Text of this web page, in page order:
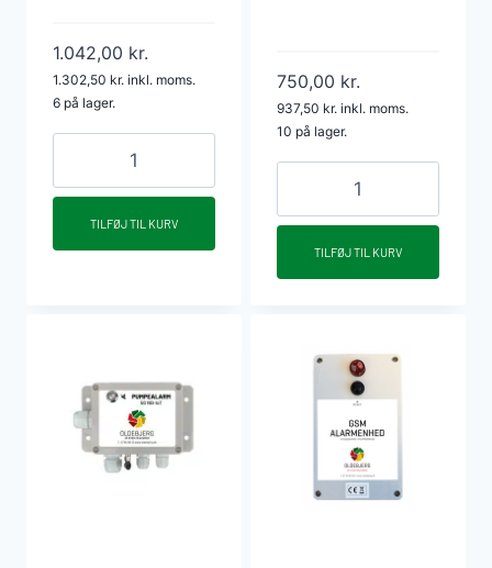
1.042,00 kr.
1.302,50 kr. inkl. moms.
6 på lager.
nedsivning/pumpebrønde
TILFØJ TIL KURV
750,00 kr.
937,50 kr. inkl. moms.
10 på lager.
pumpebrønd
gående
trafik
TILFØJ TIL KURV